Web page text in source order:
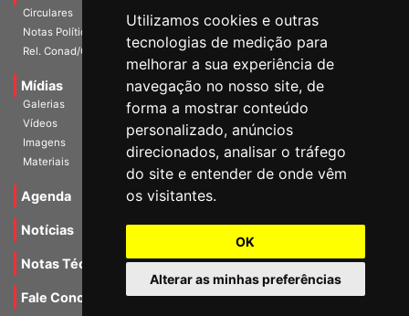
Utilizamos cookies e outras
tecnologias de medição para
melhorar a sua experiência de
navegação no nosso site, de
forma a mostrar conteúdo
personalizado, anúncios
direcionados, analisar o tráfego
do site e entender de onde vêm
os visitantes.
OK
Alterar as minhas preferências
Circulares
Notas Políticas
Rel. Conad/Congresso
Mídias
Galerias
Vídeos
Imagens
Materiais
Agenda
Notícias
Notas Técnicas
Fale Conocsco